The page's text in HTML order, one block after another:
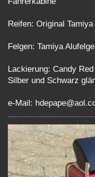
Reifen: Original Tamiya
Felgen: Tamiya
Lackierung: Candy
Silber und Schwarz
e-Mail: